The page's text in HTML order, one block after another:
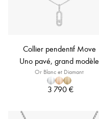
Collier pendentif Move
Uno pavé, grand modèle
Or Blanc et Diamant
3 790 €